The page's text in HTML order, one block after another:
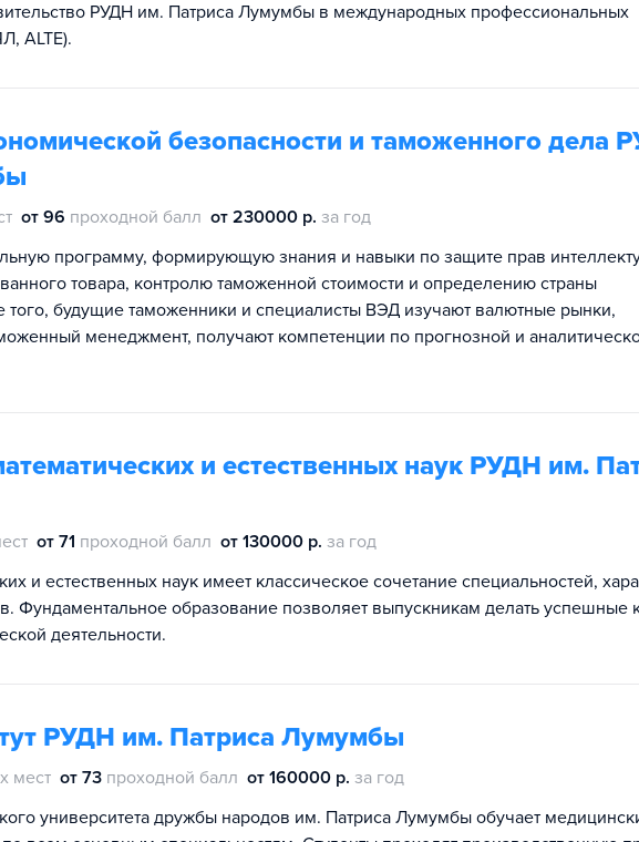
РУДН им. Патриса Лумумбы в международных профессиональных
ALTE).
безопасности и таможенного дела
от 96 проходной балл от 230000 р. за год
программу, формирующую знания и навыки по защите прав
товара, контролю таможенной стоимости и определению страны
будущие таможенники и специалисты ВЭД изучают валютные рынки,
менеджмент, получают компетенции по прогнозной и
и естественных наук РУДН им.
от 71 проходной балл от 130000 р. за год
и естественных наук имеет классическое сочетание специальностей,
Фундаментальное образование позволяет выпускникам делать успешные
деятельности.
РУДН им. Патриса Лумумбы
мест от 73 проходной балл от 160000 р. за год
университета дружбы народов им. Патриса Лумумбы обучает